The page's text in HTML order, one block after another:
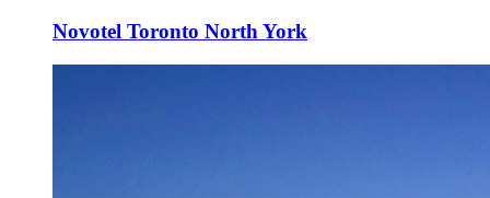
Novotel Toronto North York